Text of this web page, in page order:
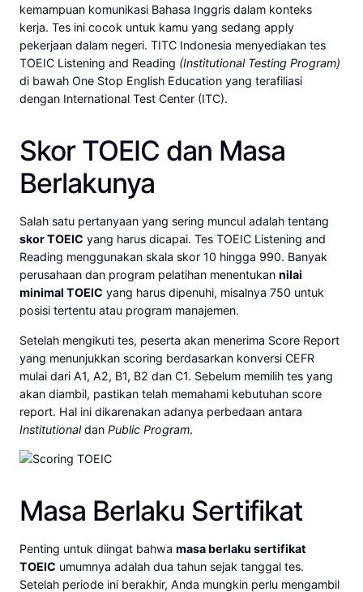
kemampuan komunikasi Bahasa Inggris dalam konteks
kerja. Tes ini cocok untuk kamu yang sedang apply
pekerjaan dalam negeri. TITC Indonesia menyediakan tes
TOEIC Listening and Reading (Institutional Testing Program)
di bawah One Stop English Education yang terafiliasi
dengan International Test Center (ITC).
Skor TOEIC dan Masa
Berlakunya
Salah satu pertanyaan yang sering muncul adalah tentang
skor TOEIC yang harus dicapai. Tes TOEIC Listening and
Reading menggunakan skala skor 10 hingga 990. Banyak
perusahaan dan program pelatihan menentukannilai
minimal TOEIC yang harus dipenuhi, misalnya 750 untuk
posisi tertentu atau program manajemen.
Setelah mengikuti tes, peserta akan menerima Score Report
yang menunjukkan scoring berdasarkan konversi CEFR
mulai dari A1, A2, B1, B2 dan C1. Sebelum memilih tes yang
akan diambil, pastikan telah memahami kebutuhan score
report. Hal ini dikarenakan adanya perbedaan antara
InstitutionaldanPublic Program.
Masa Berlaku Sertifikat
Penting untuk diingat bahwamasa berlaku sertifikat
TOEIC umumnya adalah dua tahun sejak tanggal tes.
Setelah periode ini berakhir, Anda mungkin perlu mengambil